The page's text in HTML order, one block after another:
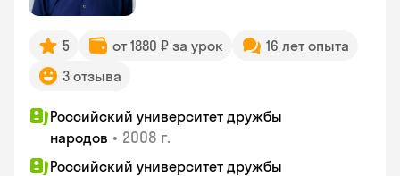
5 от 1880 ₽ за урок
16 лет опыта
3 отзыва
Российский университет дружбы
народов • 2008 г.
Российский университет дружбы